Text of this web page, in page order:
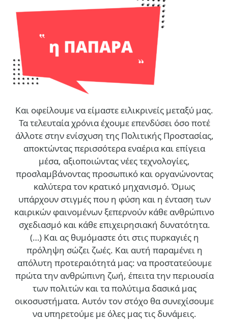
Και οφείλουμε να είμαστε ειλικρινείς μεταξύ μας.
Τα τελευταία χρόνια έχουμε επενδύσει όσο ποτέ
άλλοτε στην ενίσχυση της Πολιτικής Προστασίας,
αποκτώντας περισσότερα εναέρια και επίγεια
μέσα, αξιοποιώντας νέες τεχνολογίες,
προσλαμβάνοντας προσωπικό και οργανώνοντας
καλύτερα τον κρατικό μηχανισμό. Όμως
υπάρχουν στιγμές που η φύση και η ένταση των
καιρικών φαινομένων ξεπερνούν κάθε ανθρώπινο
σχεδιασμό και κάθε επιχειρησιακή δυνατότητα.
(…) Και ας θυμόμαστε ότι στις πυρκαγιές η
πρόληψη σώζει ζωές. Και αυτή παραμένει η
απόλυτη προτεραιότητά μας: να προστατεύουμε
πρώτα την ανθρώπινη ζωή, έπειτα την περιουσία
των πολιτών και τα πολύτιμα δασικά μας
οικοσυστήματα. Αυτόν τον στόχο θα συνεχίσουμε
να υπηρετούμε με όλες μας τις δυνάμεις.